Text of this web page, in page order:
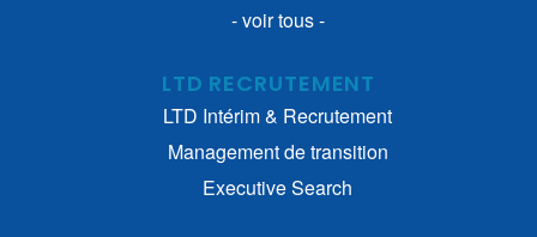
- voir tous -
LTD RECRUTEMENT
LTD Intérim & Recrutement
Management de transition
Executive Search